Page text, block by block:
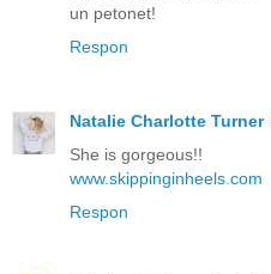
un petonet!
Respon
Natalie Charlotte Turner
She is gorgeous!!
www.skippinginheels.com
Respon